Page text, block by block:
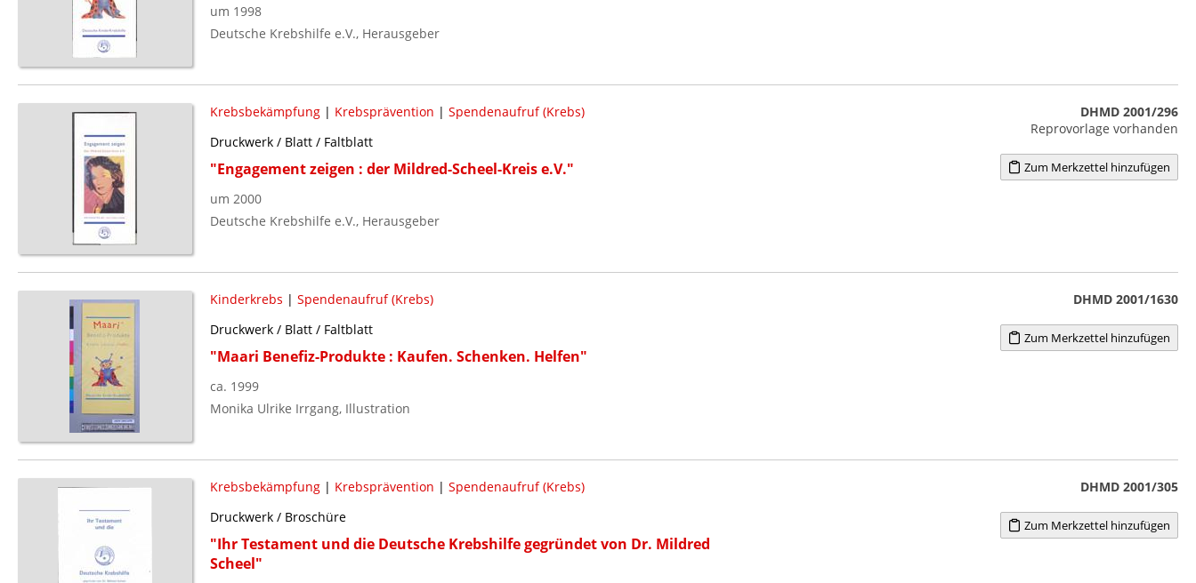
um 1998
Deutsche Krebshilfe e.V., Herausgeber
Krebsbekämpfung| Krebsprävention | Spendenaufruf (Krebs)
Druckwerk / Blatt / Faltblatt
"Engagement zeigen : der Mildred-Scheel-Kreis e.V."
um 2000
Deutsche Krebshilfe e.V., Herausgeber
DHMD 2001/296
Reprovorlage vorhanden
Zum Merkzettel hinzufügen
Kinderkrebs | Spendenaufruf (Krebs)
Druckwerk / Blatt / Faltblatt
"Maari Benefiz-Produkte : Kaufen. Schenken. Helfen"
ca. 1999
Monika Ulrike Irrgang, Illustration
DHMD 2001/1630
Zum Merkzettel hinzufügen
Krebsbekämpfung| Krebsprävention | Spendenaufruf (Krebs)
Druckwerk / Broschüre
"Ihr Testament und die Deutsche Krebshilfe gegründet von Dr. Mildred
Scheel"
DHMD 2001/305
Zum Merkzettel hinzufügen